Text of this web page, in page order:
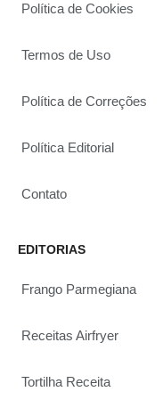
Política de Cookies
Termos de Uso
Política de Correções
Política Editorial
Contato
EDITORIAS
Frango Parmegiana
Receitas Airfryer
Tortilha Receita